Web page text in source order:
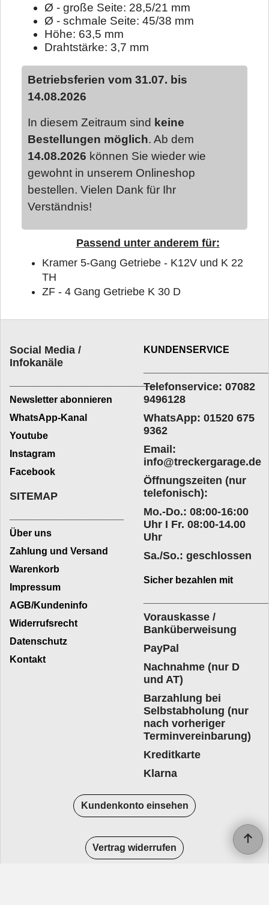
Ø - große Seite: 28,5/21 mm
Ø - schmale Seite: 45/38 mm
Höhe: 63,5 mm
Drahtstärke: 3,7 mm
Betriebsferien vom 31.07. bis
14.08.2026
In diesem Zeitraum sind keine
Bestellungen möglich. Ab dem
14.08.2026 können Sie wieder wie
gewohnt in unserem Onlineshop
bestellen. Vielen Dank für Ihr
Verständnis!
Passend unter anderem für:
Kramer 5-Gang Getriebe - K12V und K 22
TH
ZF - 4 Gang Getriebe K 30 D
Social Media /
Infokanäle
_________________________
Newsletter abonnieren
WhatsApp-Kanal
Youtube
Instagram
Facebook
KUNDENSERVICE
Telefonservice: 07082
9496128
WhatsApp: 01520 675
9362
Email:
info@treckergarage.de
Öffnungszeiten (nur
telefonisch):
Mo.-Do.: 08:00-16:00
Uhr I Fr. 08:00-14.00
Uhr
Sa./So.: geschlossen
SITEMAP
Über uns
Zahlung und Versand
Warenkorb
Impressum
AGB/Kundeninfo
Widerrufsrecht
Datenschutz
Kontakt
Sicher bezahlen mit
Vorauskasse /
Banküberweisung
PayPal
Nachnahme (nur D
und AT)
Barzahlung bei
Selbstabholung (nur
nach vorheriger
Terminvereinbarung)
Kreditkarte
Klarna
Kundenkonto einsehen
Vertrag widerrufen